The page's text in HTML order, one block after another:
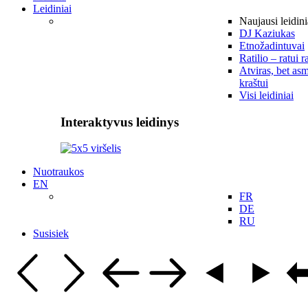
Leidiniai
Naujausi
DJ Kaziukas
Etnožadintuvai
Ratilio – ratui
Atviras, bet
kraštui
Visi leidiniai
Interaktyvus leidinys
Nuotraukos
EN
FR
DE
RU
Susisiek